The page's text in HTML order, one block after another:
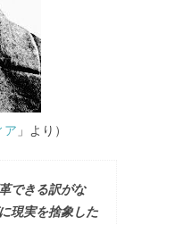
ア 」より）
できる訳がな
現実を捨象した